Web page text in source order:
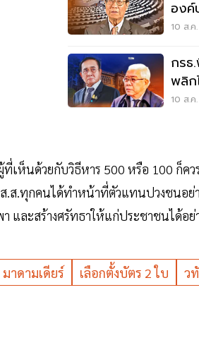
องค์
500
10 ส.
กรธ
พลิก
10 ส.ค
เห็นด้วยกับวิธีหาร 500 หรือ 100 ก็ค
.ส.ทุกคนได้ทำหน้าที่ตัวแทนปวงชนอ
และสร้างศรัทธาให้แก่ประชาชนได้อย่
มาดามเดียร์ เลือกตั้งบัตร 2 ใบ ว